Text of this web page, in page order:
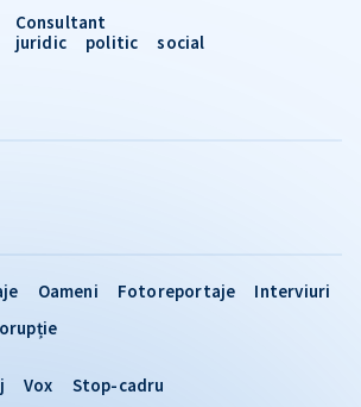
Oameni Fotoreportaje
Interviuri
Vox Stop-cadru
Consultant
juridic
politic social